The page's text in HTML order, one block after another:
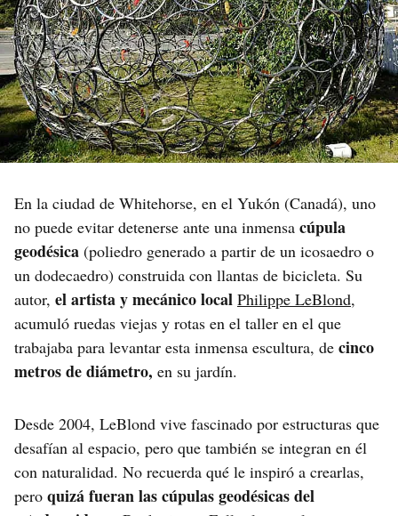
En la ciudad de Whitehorse, en el Yukón (Canadá), uno
no puede evitar detenerse ante una inmensa cúpula
geodésica (poliedro generado a partir de un icosaedro o
un dodecaedro) construida con llantas de bicicleta. Su
autor, el artista y mecánico local Philippe LeBlond,
acumuló ruedas viejas y rotas en el taller en el que
trabajaba para levantar esta inmensa escultura, de cinco
metros de diámetro, en su jardín.
Desde 2004, LeBlond vive fascinado por estructuras que
desafían al espacio, pero que también se integran en él
con naturalidad. No recuerda qué le inspiró a crearlas,
pero quizá fueran las cúpulas geodésicas del